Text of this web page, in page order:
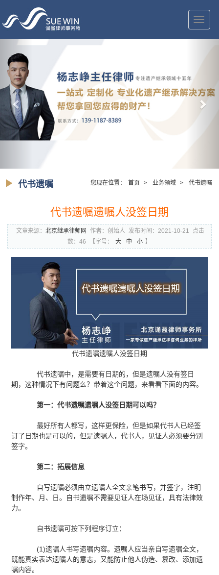
切
换
导
您现在位置： 首页 > 业务领域 > 代书遗嘱
代书遗嘱
代书遗嘱遗嘱人没签日期
文章来源： 北京继承律师网 作者：创始人 发布时间：2021-10-21
点击
数：46
【字号： 大 中 小 】
代书遗嘱遗嘱人没签日期
代书遗嘱中，是需要有日期的，但是遗嘱人没有签日
期，这种情况下有问题么？带着这个问题，来看看下面的内容。
第一：代书遗嘱遗嘱人没签日期可以吗？
最好所有人都写，这样更保险，但是如果代书人已经签
订了日期也是可以的，但是遗嘱人，代书人，见证人必须要分别
签字。
第二：拓展信息
自写遗嘱必须由立遗嘱人全文亲笔书写，并签字，注明
制作年、月、日。自书遗嘱不需要见证人在场见证，具有法律效
力。
自书遗嘱可按下列程序订立：
(1)遗嘱人书写遗嘱内容。遗嘱人应当亲自写遗嘱全文，
既能真实表达遗嘱人的意志，又能防止他人伪造、篡改、添加遗
嘱内容。